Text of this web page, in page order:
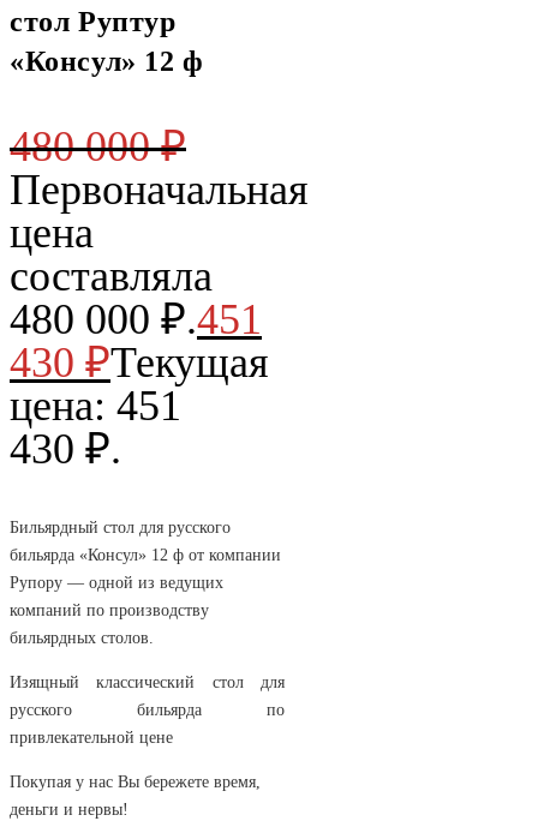
стол Руптур
«Консул» 12 ф
480 000₽
Первоначальная
цена
составляла
480 000 ₽.451
430 ₽Текущая
цена: 451
430 ₽.
Бильярдный стол для русского
бильярда «Консул» 12 ф от компании
Рупору — одной из ведущих
компаний по производству
бильярдных столов.
Изящный классический стол для
русского бильярда по
привлекательной цене
Покупая у нас Вы бережете время,
деньги и нервы!